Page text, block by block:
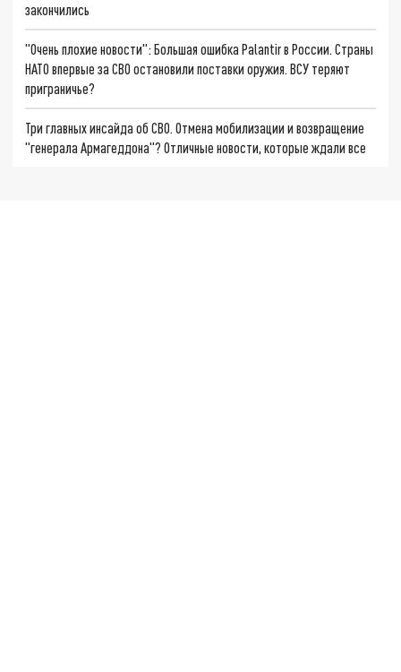
закончились
"Очень плохие новости": Большая ошибка Palantir в России. Страны
НАТО впервые за СВО остановили поставки оружия. ВСУ теряют
приграничье?
Три главных инсайда об СВО. Отмена мобилизации и возвращение
"генерала Армагеддона"? Отличные новости, которые ждали все